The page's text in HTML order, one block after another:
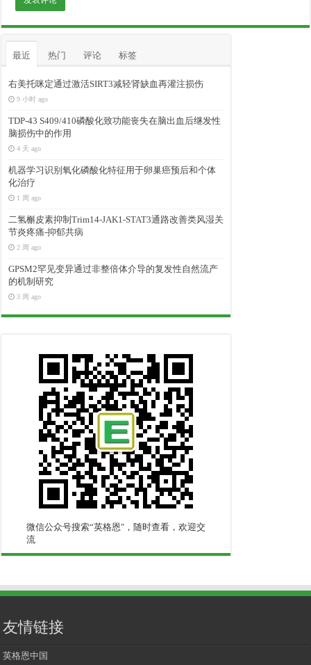
最近 热门 评论 标签
右美托咪定通过激活SIRT3减轻肾缺血再灌注损伤
9 小时 ago
TDP-43 S409/410磷酸化致功能丧失在脑出血后继发性
脑损伤中的作用
4 天 ago
机器学习识别氧化磷酸化特征用于卵巢癌预后和个体
化治疗
1 周 ago
二氢槲皮素抑制Trim14-JAK1-STAT3通路改善类风湿关
节炎疼痛-抑郁共病
2 周 ago
GPSM2罕见变异通过非整倍体介导的复发性自然流产
的机制研究
3 周 ago
微信公众号搜索“英格恩"，随时查看，欢迎交
流
友情链接
英格恩中国